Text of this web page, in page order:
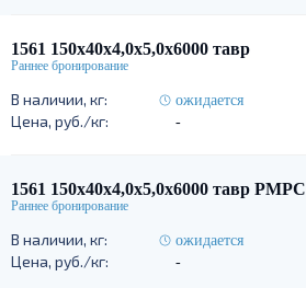
1561 150х40х4,0х5,0х6000 тавр
ожидается
-
1561 150х40х4,0х5,0х6000 тавр РМРС
ожидается
-